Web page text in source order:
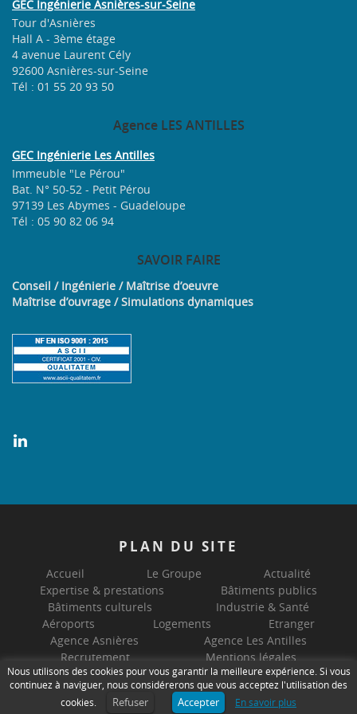
GEC Ingénierie Asnières-sur-Seine
Tour d'Asnières
Hall A - 3ème étage
4 avenue Laurent Cély
92600 Asnières-sur-Seine
Tél : 01 55 20 93 50
AgenceLES ANTILLES
GEC Ingénierie Les Antilles
Immeuble "Le Pérou"
Bat. N° 50-52 - Petit Pérou
97139 Les Abymes - Guadeloupe
Tél : 05 90 82 06 94
SAVOIRFAIRE
Conseil / Ingénierie / Maîtrise d’oeuvre
Maîtrise d’ouvrage / Simulations dynamiques
PLAN DU SITE
Accueil Le Groupe
Actualité
Expertise & prestations
Bâtiments publics
Bâtiments culturels
Industrie & Santé
Aéroports
Logements
Etranger
Agence Asnières
Agence Les Antilles
Recrutement
Mentions légales
Politique de confidentialité
© Tous droits réservésGEC Ingénierie- Maintenu par
Nous utilisons des cookies pour vous garantir la meilleure expérience. Si vous
continuez à naviguer, nous considérerons que vous acceptez l'utilisation des
cookies.
Refuser Accepter En savoir plus